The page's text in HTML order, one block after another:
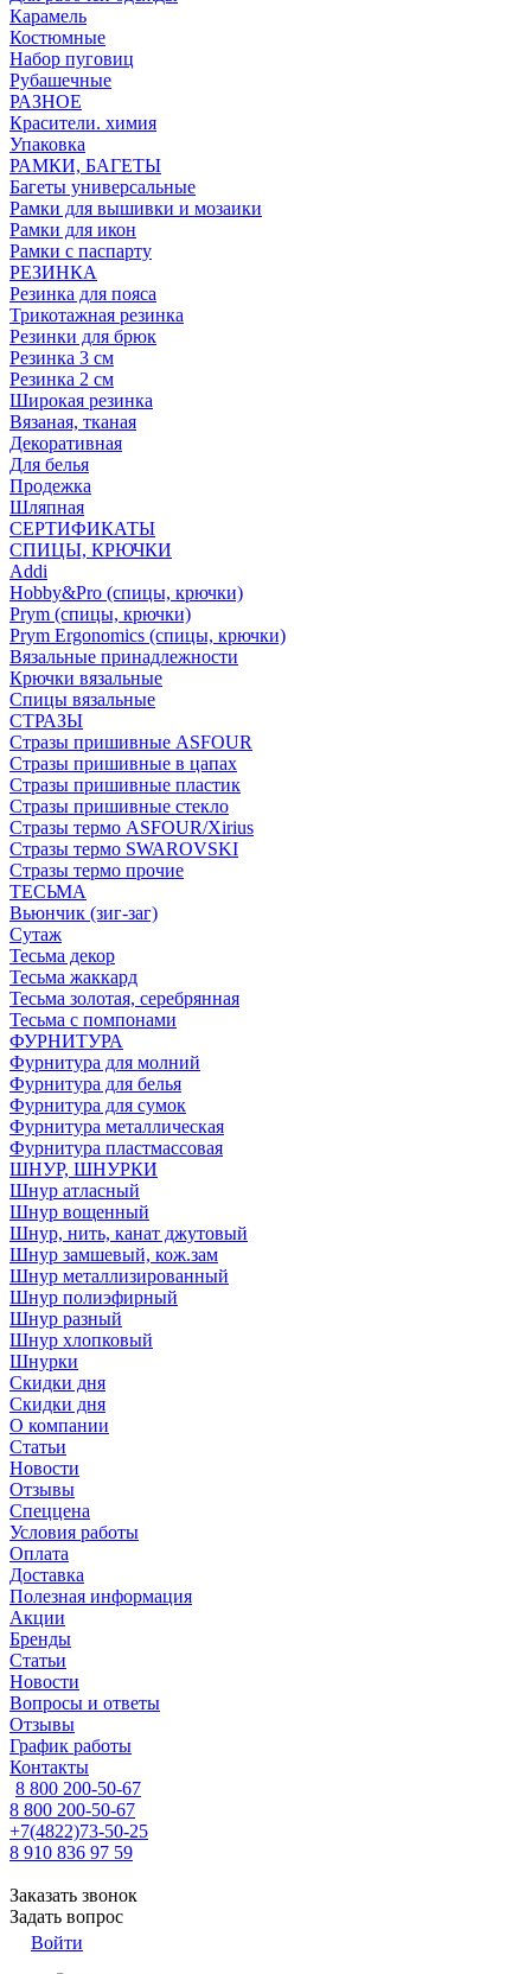
Карамель
Костюмные
Набор пуговиц
Рубашечные
РАЗНОЕ
Красители. химия
Упаковка
РАМКИ, БАГЕТЫ
Багеты универсальные
Рамки для вышивки и мозаики
Рамки для икон
Рамки с паспарту
РЕЗИНКА
Резинка для пояса
Трикотажная резинка
Резинки для брюк
Резинка 3 см
Резинка 2 см
Широкая резинка
Вязаная, тканая
Декоративная
Для белья
Продежка
Шляпная
СЕРТИФИКАТЫ
СПИЦЫ, КРЮЧКИ
Addi
Hobby&Pro (спицы, крючки)
Prym (спицы, крючки)
Prym Ergonomics (спицы, крючки)
Вязальные принадлежности
Крючки вязальные
Спицы вязальные
СТРАЗЫ
Стразы пришивные ASFOUR
Стразы пришивные в цапах
Стразы пришивные пластик
Стразы пришивные стекло
Стразы термо ASFOUR/Xirius
Стразы термо SWAROVSKI
Стразы термо прочие
ТЕСЬМА
Вьюнчик (зиг-заг)
Сутаж
Тесьма декор
Тесьма жаккард
Тесьма золотая, серебрянная
Тесьма с помпонами
ФУРНИТУРА
Фурнитура для молний
Фурнитура для белья
Фурнитура для сумок
Фурнитура металлическая
Фурнитура пластмассовая
ШНУР, ШНУРКИ
Шнур атласный
Шнур вощенный
Шнур, нить, канат джутовый
Шнур замшевый, кож.зам
Шнур металлизированный
Шнур полиэфирный
Шнур разный
Шнур хлопковый
Шнурки
Скидки дня
Скидки дня
О компании
Статьи
Новости
Отзывы
Спеццена
Условия работы
Оплата
Доставка
Полезная информация
Акции
Бренды
Статьи
Новости
Вопросы и ответы
Отзывы
График работы
Контакты
8 800 200-50-67
8 800 200-50-67
+7(4822)73-50-25
8 910 836 97 59
Заказать звонок
Задать вопрос
Войти